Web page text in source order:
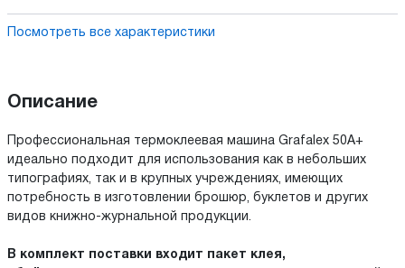
Посмотреть все характеристики
Описание
Профессиональная термоклеевая машина Grafalex 50A+
идеально подходит для использования как в небольших
типографиях, так и в крупных учреждениях, имеющих
потребность в изготовлении брошюр, буклетов и других
видов книжно-журнальной продукции.
В комплект поставки входит пакет клея,